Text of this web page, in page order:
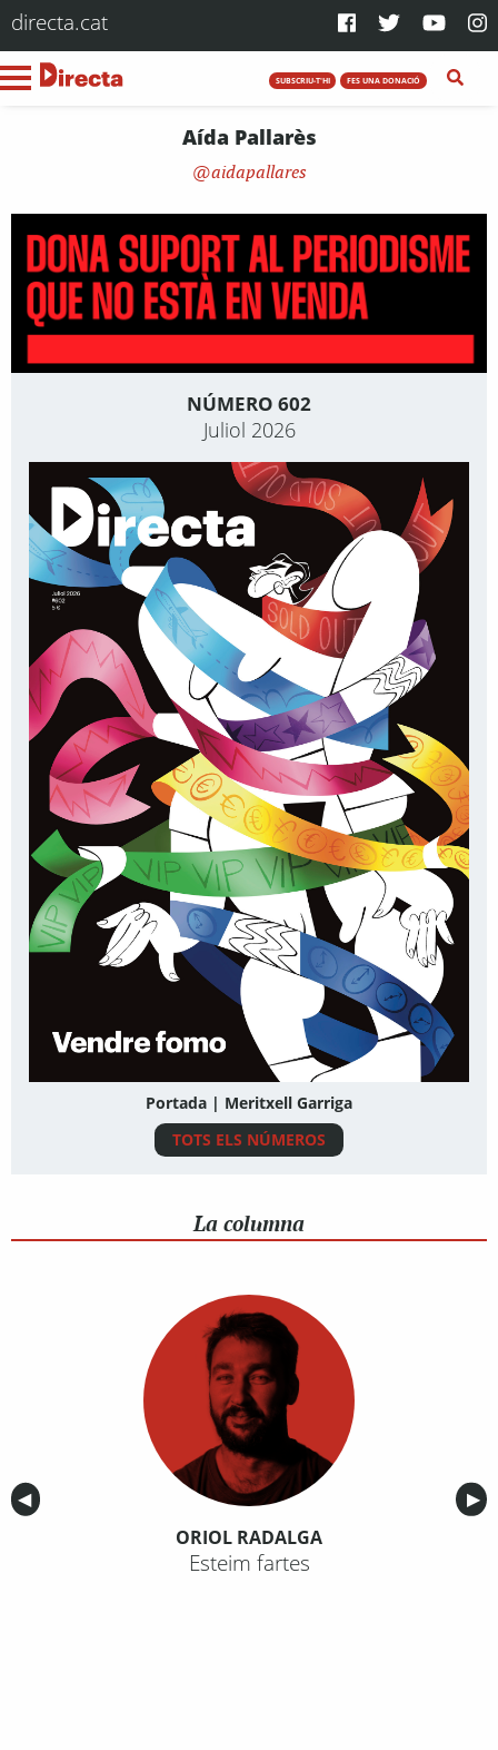
directa.cat
SUBSCRIU-T'HI FES UNA DONACIÓ
Aída Pallarès
aidapallares
NÚMERO 602
Juliol 2026
Portada | Meritxell Garriga
TOTS ELS NÚMEROS
La columna
Anterior
◀︎ ▶︎
ORIOL RADALGA
Esteim fartes